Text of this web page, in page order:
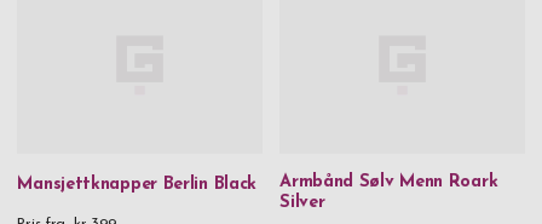
Mansjettknapper Berlin Black
Armbånd Sølv Menn Roark
Silver